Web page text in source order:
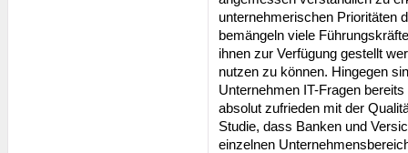
unternehmerischen Prioritäten
bemängeln viele
ihnen zur Verfügung gestellt
nutzen zu können. Hingegen
Unternehmen IT-Fragen
absolut zufrieden mit der
Studie, dass Banken und
einzelnen